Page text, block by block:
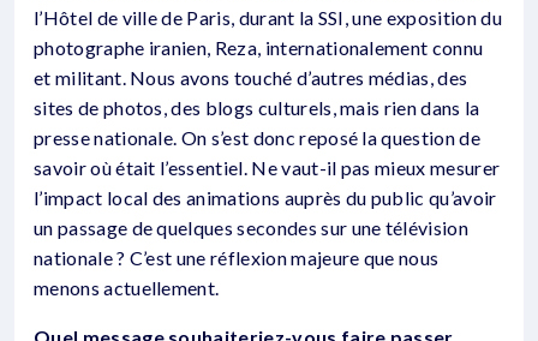
l’Hôtel de ville de Paris, durant la SSI, une exposition du
photographe iranien, Reza, internationalement connu
et militant. Nous avons touché d’autres médias, des
sites de photos, des blogs culturels, mais rien dans la
presse nationale. On s’est donc reposé la question de
savoir où était l’essentiel. Ne vaut-il pas mieux mesurer
l’impact local des animations auprès du public qu’avoir
un passage de quelques secondes sur une télévision
nationale ? C’est une réflexion majeure que nous
menons actuellement.